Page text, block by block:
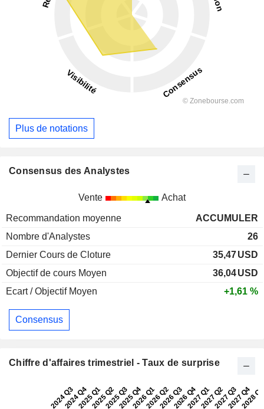
Plus de notations
Consensus des Analystes
Vente Achat
Recommandation moyenne
ACCUMULER
Nombre d'Analystes
26
Dernier Cours de Cloture
35,47USD
Objectif de cours Moyen
36,04USD
Ecart / Objectif Moyen
+1,61 %
Consensus
Chiffre d'affaires trimestriel - Taux de surprise